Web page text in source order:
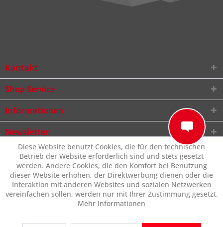
Kontakt
Shop Service
Informationen
Newsletter
Diese Website benutzt Cookies, die für den technischen
Betrieb der Website erforderlich sind und stets gesetzt
werden. Andere Cookies, die den Komfort bei Benutzung
dieser Website erhöhen, der Direktwerbung dienen oder die
Interaktion mit anderen Websites und sozialen Netzwerken
vereinfachen sollen, werden nur mit Ihrer Zustimmung gesetzt.
Mehr Informationen